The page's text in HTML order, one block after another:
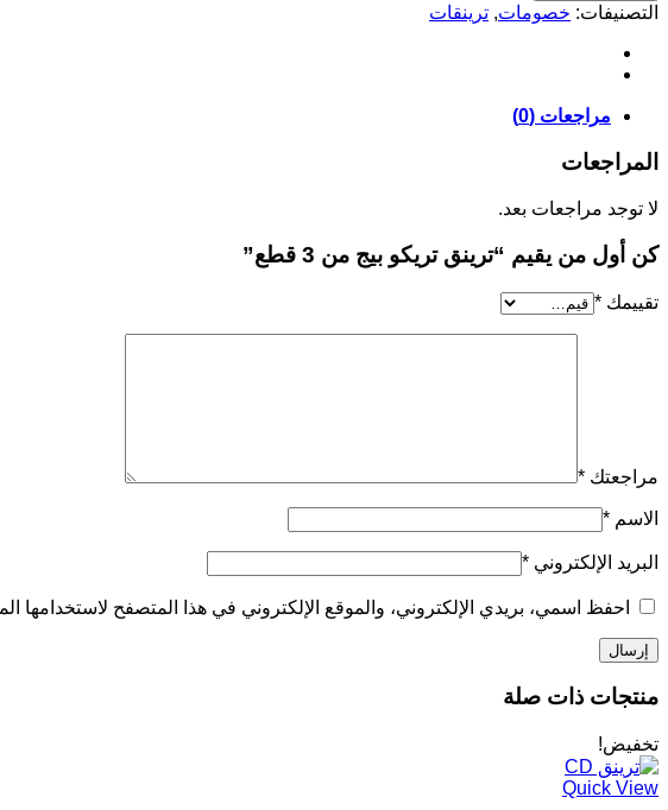
تريكو
من
3
التصنيفات: خصومات, ترينقات
مراجعات (0)
المراجعات
لا توجد مراجعات بعد.
كن أول من يقيم “ترينق تريكو بيج من 3 قطع”
تقييمك *
مراجعتك *
الاسم *
البريد الإلكتروني *
احفظ اسمي، بريدي الإلكتروني، والموقع الإلكتروني في هذا المتصفح لاستخدامها
منتجات ذات صلة
تخفيض!
Quick View